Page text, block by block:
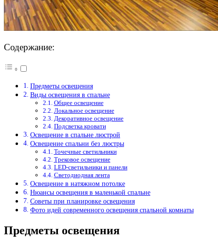
Содержание:
Предметы освещения
Виды освещения в спальне
Общее освещение
Локальное освещение
Декоративное освещение
Подсветка кровати
Освещение в спальне люстрой
Освещение спальни без люстры
Точечные светильники
Трековое освещение
LED-светильники и панели
Светодиодная лента
Освещение в натяжном потолке
Нюансы освещения в маленькой спальне
Советы при планировке освещения
Фото идей современного освещения спальной комнаты
Предметы освещения